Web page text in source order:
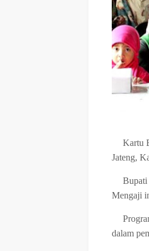
Kartu
Jateng,
Mengaji
dalam